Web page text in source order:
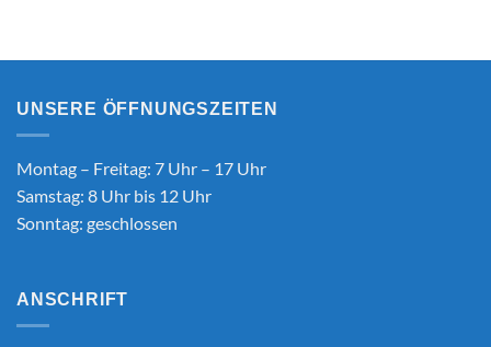
UNSERE ÖFFNUNGSZEITEN
Montag – Freitag: 7 Uhr – 17 Uhr
Samstag: 8 Uhr bis 12 Uhr
Sonntag: geschlossen
ANSCHRIFT